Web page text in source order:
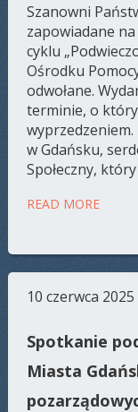
Szanowni
zapowiadane
cyklu
Ośrodku
odwołane.
terminie, o
w Gdańsku,
Społeczny,
READ MORE
10 czerwca 2025
Spotkanie
Miasta